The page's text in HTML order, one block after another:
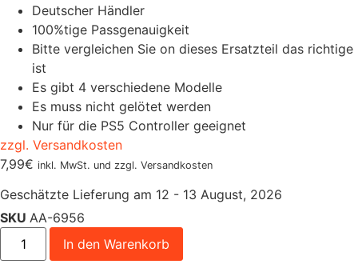
Deutscher Händler
100%tige Passgenauigkeit
Bitte vergleichen Sie on dieses Ersatzteil das richtige
ist
Es gibt 4 verschiedene Modelle
Es muss nicht gelötet werden
Nur für die PS5 Controller geeignet
zzgl. Versandkosten
7,99€ inkl. MwSt. und zzgl. Versandkosten
Geschätzte Lieferung am 12 - 13 August, 2026
SKU AA-6956
In den Warenkorb